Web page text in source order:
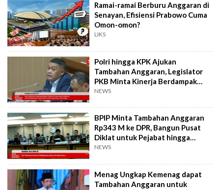
Ramai-ramai Berburu Anggaran di
Senayan, Efisiensi Prabowo Cuma
Omon-omon?
LIKS
Polri hingga KPK Ajukan
Tambahan Anggaran, Legislator
PKB Minta Kinerja Berdampak
Nyata
NEWS
BPIP Minta Tambahan Anggaran
Rp343 M ke DPR, Bangun Pusat
Diklat untuk Pejabat hingga
Paskibraka
NEWS
Menag Ungkap Kemenag dapat
Tambahan Anggaran untuk